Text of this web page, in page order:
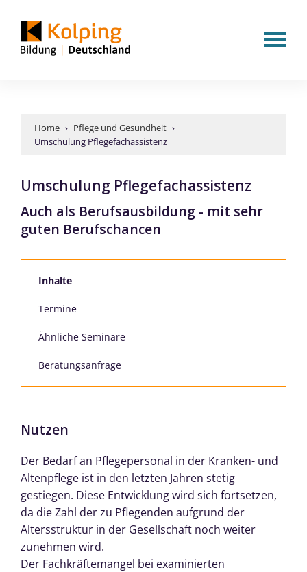
Home › Pflege und Gesundheit ›
Umschulung Pflegefachassistenz
Umschulung Pflegefachassistenz
Auch als Berufsausbildung - mit sehr
guten Berufschancen
Inhalte
Termine
Ähnliche Seminare
Beratungsanfrage
Nutzen
Der Bedarf an Pflegepersonal in der Kranken- und
Altenpflege ist in den letzten Jahren stetig
gestiegen. Diese Entwicklung wird sich fortsetzen,
da die Zahl der zu Pflegenden aufgrund der
Altersstruktur in der Gesellschaft noch weiter
zunehmen wird.
Der Fachkräftemangel bei examinierten